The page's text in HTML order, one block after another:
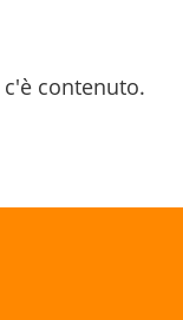
contenuto.